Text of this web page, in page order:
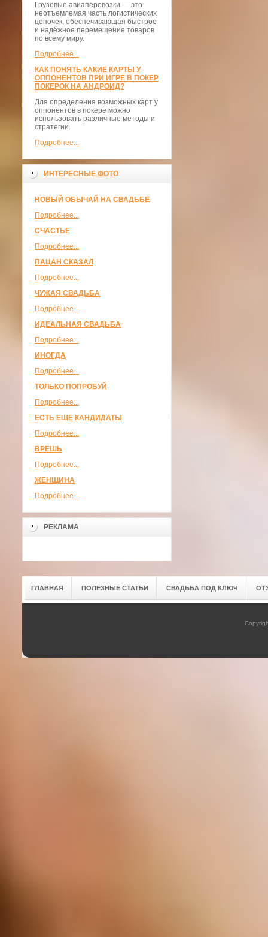
Грузовые авиаперевозки — это
неотъемлемая часть логистических
цепочек, обеспечивающая быстрое
и надёжное перемещение товаров
по всему миру.
Подробнее...
КАК ПОНЯТЬ КАКИЕ КАРТЫ У
ОППОНЕНТОВ ПРИ ИГРЕ В ПОКЕР
ПОКЕРОК НА АНДРОИД?
Для определения возможных карт у
оппонентов в покере можно
использовать различные методы и
стратегии.
Подробнее...
ИНТЕРЕСНЫЕ ФОТО
НОВЫЙ ОБЫЧАЙ НА СВАДЬБЕ
Подробнее...
СЧАСТЬЕ
Подробнее...
ПАЦАН СКАЗАЛ
Подробнее...
ЧУЖАЯ СВАДЬБА
Подробнее...
ИДЕАЛЬНАЯ СВАДЬБА
Подробнее...
ИНОГДА
Подробнее...
ТОЛЬКО ПОПРОБУЙ
Подробнее...
ЕСТЬ ЕЩЕ КАНДИДАТЫ
Подробнее...
ВРЕШЬ
Подробнее...
ЖЕНЩИНА
Подробнее...
РЕКЛАМА
ГЛАВНАЯ ПОЛЕЗНЫЕ СТАТЬИ СВАДЬБА ПОД КЛЮЧ